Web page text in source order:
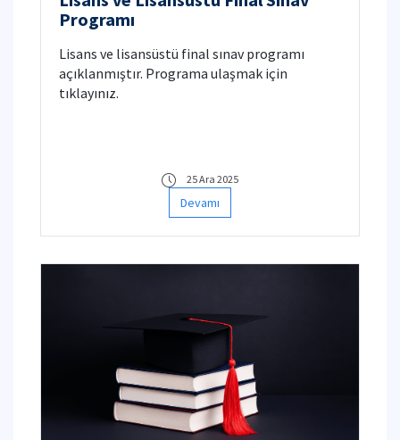
Programı
Lisans ve lisansüstü final sınav programı
açıklanmıştır. Programa ulaşmak için
tıklayınız.
25 Ara 2025
Devamı